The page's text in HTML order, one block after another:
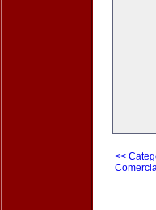
<<